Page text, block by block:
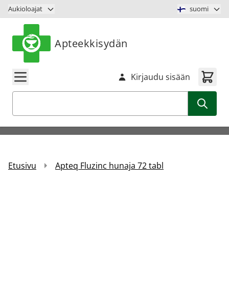
Siirry sisältöön
Aukioloajat suomi
Apteekkisydän
Kirjaudu sisään
Etusivu Apteq Fluzinc hunaja 72 tabl